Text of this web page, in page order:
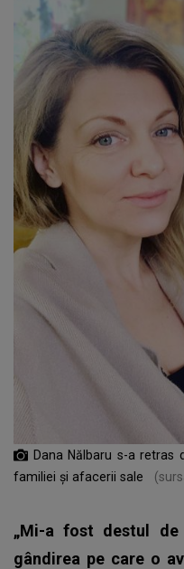
Dana Nălbaru s-a retras
familiei și afacerii sale
„Mi-a fost destul
gândirea pe care o